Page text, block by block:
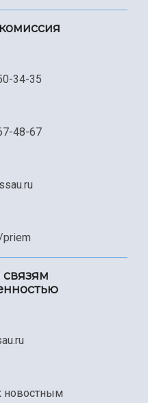
34-35
48-67
priem
новостным